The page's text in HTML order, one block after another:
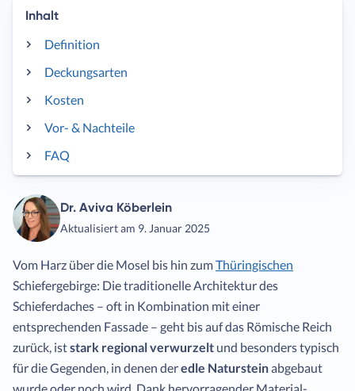
Inhalt
Definition
Deckungsarten
Kosten
Vor- & Nachteile
FAQ
Dr. Aviva Köberlein
Aktualisiert am 9. Januar 2025
Vom Harz über die Mosel bis hin zumThüringischen
Schiefergebirge: Die traditionelle Architektur des
Schieferdaches – oft in Kombination mit einer
entsprechenden Fassade – geht bis auf das Römische Reich
zurück, iststark regional verwurzelt und besonders typisch
für die Gegenden, in denen deredle Natursteinabgebaut